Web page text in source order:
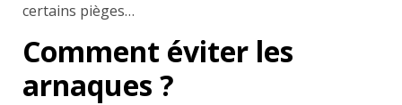
certains pièges…
Comment éviter les
arnaques ?